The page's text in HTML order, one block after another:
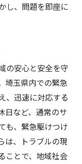
ト体制
プ
トする緊急駆
備と体制
組み
し、問題を即座に
の安心と安全を守
埼玉県内での緊急
、迅速に対応する
日など、通常のサ
も、緊急駆けつけ
は、トラブルの現
ことで、地域社会